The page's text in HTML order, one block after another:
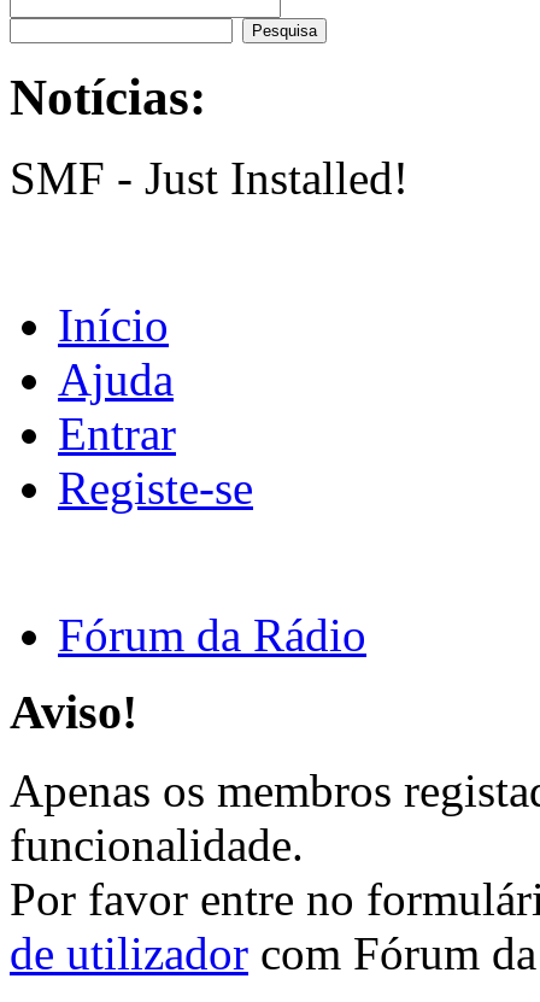
Notícias:
SMF - Just Installed!
Início
Ajuda
Entrar
Registe-se
Fórum da Rádio
Aviso!
Apenas os membros
funcionalidade.
Por favor entre no
de utilizador com Fórum